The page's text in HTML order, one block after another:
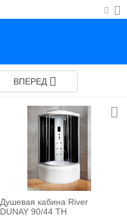
ВПЕРЕД
Душевая кабина River
DUNAY 90/44 ТН